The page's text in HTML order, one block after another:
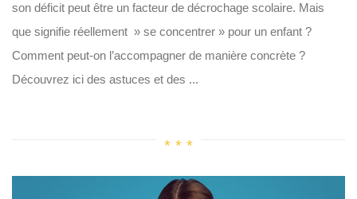
son déficit peut être un facteur de décrochage scolaire. Mais
que signifie réellement » se concentrer » pour un enfant ?
Comment peut-on l’accompagner de manière concrète ?
Découvrez ici des astuces et des ...